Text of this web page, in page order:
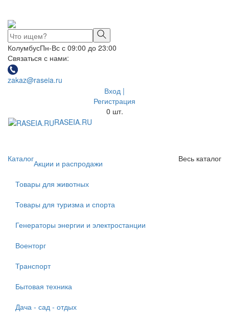
КолумбусПн-Вс с 09:00 до 23:00
Связаться с нами:
zakaz@raseia.ru
Вход |
Регистрация
0 шт.
RASEIA.RU
Каталог
Весь каталог
Акции и распродажи
Товары для животных
Товары для туризма и спорта
Генераторы энергии и электростанции
Военторг
Транспорт
Бытовая техника
Дача - сад - отдых